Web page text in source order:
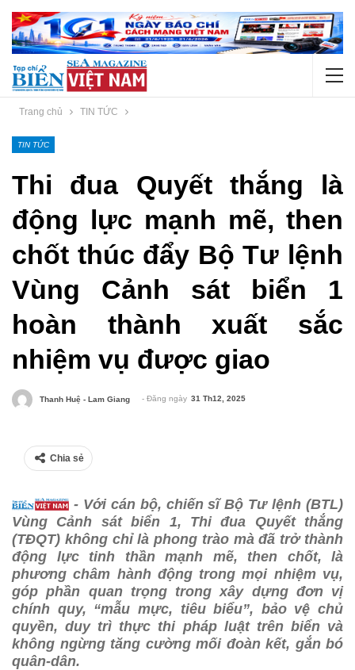
Trang chủ TIN TỨC
TIN TỨC
Thi đua Quyết thắng là
động lực mạnh mẽ, then
chốt thúc đẩy Bộ Tư lệnh
Vùng Cảnh sát biển 1
hoàn thành xuất sắc
nhiệm vụ được giao
Thanh Huệ - Lam Giang - Đăng ngày 31 Th12, 2025
Chia sẻ
- Với cán bộ, chiến sĩ Bộ Tư lệnh (BTL)
Vùng Cảnh sát biển 1, Thi đua Quyết thắng
(TĐQT) không chỉ là phong trào mà đã trở thành
động lực tinh thần mạnh mẽ, then chốt, là
phương châm hành động trong mọi nhiệm vụ,
góp phần quan trọng trong xây dựng đơn vị
chính quy, “mẫu mực, tiêu biểu”, bảo vệ chủ
quyền, duy trì thực thi pháp luật trên biển và
không ngừng tăng cường mối đoàn kết, gắn bó
quân-dân.